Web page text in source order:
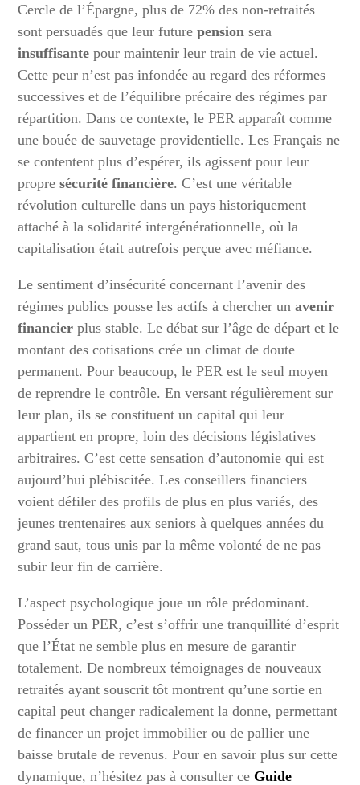
Cercle de l’Épargne, plus de 72% des non-retraités
sont persuadés que leur futurepension sera
insuffisante pour maintenir leur train de vie actuel.
Cette peur n’est pas infondée au regard des réformes
successives et de l’équilibre précaire des régimes par
répartition. Dans ce contexte, le PER apparaît comme
une bouée de sauvetage providentielle. Les Français ne
se contentent plus d’espérer, ils agissent pour leur
propresécurité financière. C’est une véritable
révolution culturelle dans un pays historiquement
attaché à la solidarité intergénérationnelle, où la
capitalisation était autrefois perçue avec méfiance.
Le sentiment d’insécurité concernant l’avenir des
régimes publics pousse les actifs à chercher unavenir
financier plus stable. Le débat sur l’âge de départ et le
montant des cotisations crée un climat de doute
permanent. Pour beaucoup, le PER est le seul moyen
de reprendre le contrôle. En versant régulièrement sur
leur plan, ils se constituent un capital qui leur
appartient en propre, loin des décisions législatives
arbitraires. C’est cette sensation d’autonomie qui est
aujourd’hui plébiscitée. Les conseillers financiers
voient défiler des profils de plus en plus variés, des
jeunes trentenaires aux seniors à quelques années du
grand saut, tous unis par la même volonté de ne pas
subir leur fin de carrière.
L’aspect psychologique joue un rôle prédominant.
Posséder un PER, c’est s’offrir une tranquillité d’esprit
que l’État ne semble plus en mesure de garantir
totalement. De nombreux témoignages de nouveaux
retraités ayant souscrit tôt montrent qu’une sortie en
capital peut changer radicalement la donne, permettant
de financer un projet immobilier ou de pallier une
baisse brutale de revenus. Pour en savoir plus sur cette
dynamique, n’hésitez pas à consulter ce Guide